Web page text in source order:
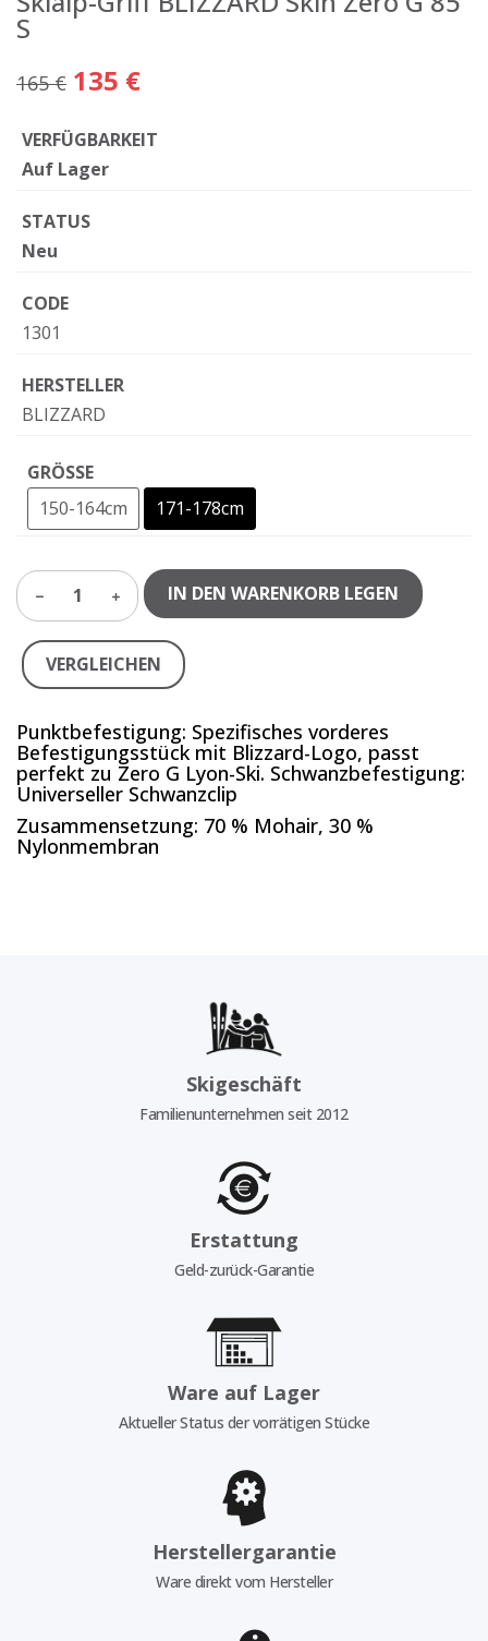
S
165 € 135 €
VERFÜGBARKEIT
Auf Lager
STATUS
Neu
CODE
1301
HERSTELLER
BLIZZARD
GRÖSSE
150-164cm
171-178cm
1 IN DEN WARENKORB LEGEN
VERGLEICHEN
Punktbefestigung: Spezifisches vorderes
Befestigungsstück mit Blizzard-Logo, passt
perfekt zu Zero G Lyon-Ski. Schwanzbefestigung:
Universeller Schwanzclip
Zusammensetzung: 70 % Mohair, 30 %
Nylonmembran
Skigeschäft
Familienunternehmen seit 2012
Erstattung
Geld-zurück-Garantie
Ware auf Lager
Aktueller Status der vorrätigen Stücke
Herstellergarantie
Ware direkt vom Hersteller